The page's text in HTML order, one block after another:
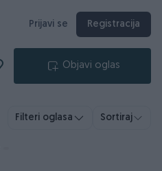
Prijavi se Registracija
Objavi oglas
Filteri oglasa Sortiraj